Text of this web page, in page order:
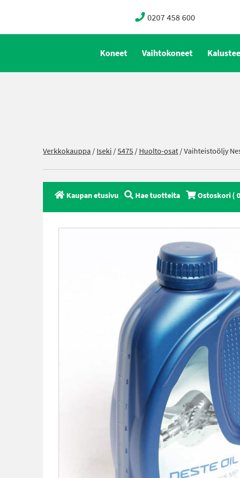
0207 458 600
Koneet Vaihtokoneet
Verkkokauppa /Iseki /5475 /Huolto-osat/ Vaihteistoöljy
Kaupan etusivu Hae tuotteita Ostoskori (0